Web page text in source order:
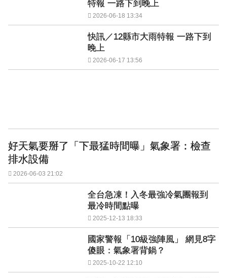
特報 一路下到晚上
2026-06-18 13:34
快訊／12縣市大雨特報 一路下到
晚上
2026-06-17 13:56
好天氣要掰了「下最猛時間曝」氣象署：檢查
排水設備
2026-06-03 21:02
全台急凍！入冬最強冷氣團報到
最冷時間點曝
2025-12-13 18:33
國家警報「10級強陣風」 網見8字
傻眼：氣象署背鍋？
2025-10-22 12:10